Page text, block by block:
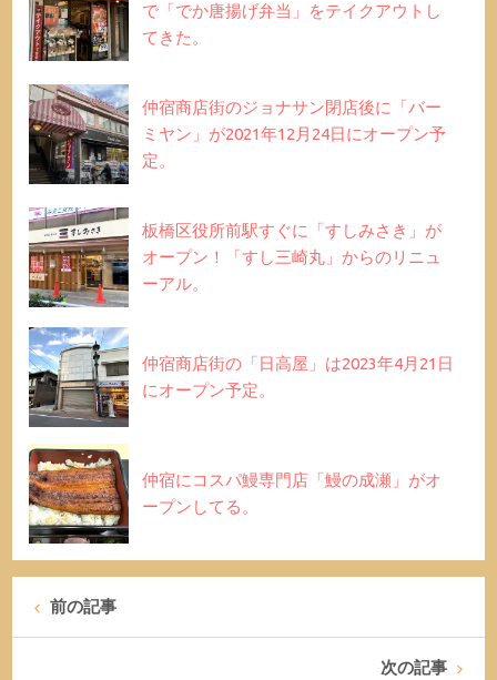
で「でか唐揚げ弁当」をテイクアウトし
てきた。
仲宿商店街のジョナサン閉店後に「バー
ミヤン」が2021年12月24日にオープン予
定。
板橋区役所前駅すぐに「すしみさき」が
オープン！「すし三崎丸」からのリニュ
ーアル。
仲宿商店街の「日高屋」は2023年4月21日
にオープン予定。
仲宿にコスパ鰻専門店「鰻の成瀬」がオ
ープンしてる。
前の記事
次の記事